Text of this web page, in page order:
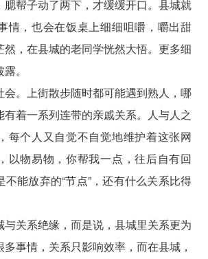
腮帮子动了两下，才缓缓开口。县城就
情，也会在饭桌上细细咀嚼，嚼出甜
，在县城的老同学恍然大悟。更多细
。
会。上街散步随时都可能遇到熟人，哪
着一系列连带的亲戚关系。人与人之
每个人又自觉不自觉地维护着这张网
以物易物，你帮我一点，往后自有回
能放弃的“节点”，还有什么关系比得
与关系绝缘，而是说，县城里关系更为
事情，关系只影响效率，而在县城，